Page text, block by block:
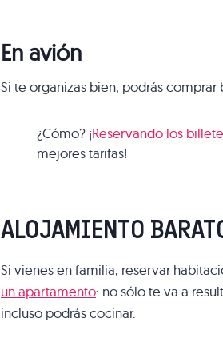
En avión
Si te organizas bien, podrás
¿Cómo? ¡Reservando los
mejores tarifas!
ALOJAMIENTO
Si vienes en familia, reservar
un apartamento: no sólo te va a
incluso podrás cocinar.